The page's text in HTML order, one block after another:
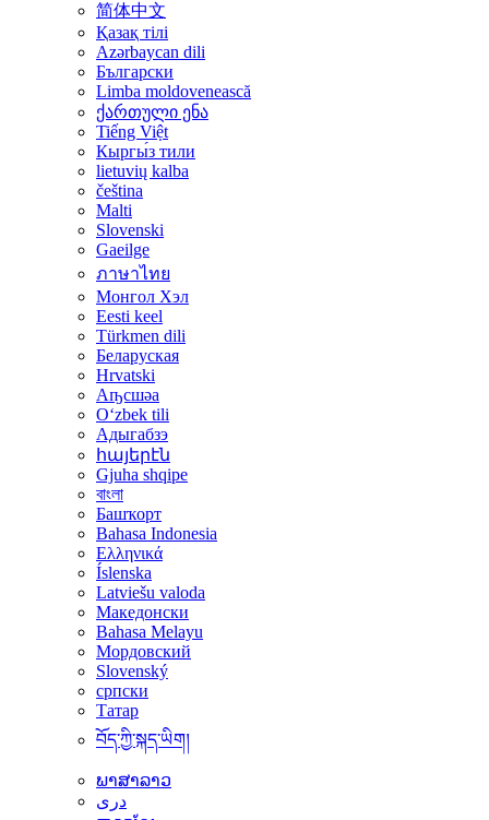
简体中文
Қазақ тілі
Azərbaycan dili
Български
Limba moldovenească
ქართული ენა
Tiếng Việt
Кыргы́з тили
lietuvių kalba
čeština
Malti
Slovenski
Gaeilge
ภาษาไทย
Монгол Хэл
Eesti keel
Türkmen dili
Беларуская
Hrvatski
Аҧсшәа
Oʻzbek tili
Адыгабзэ
հայերէն
Gjuha shqipe
বাংলা
Башҡорт
Bahasa Indonesia
Ελληνικά
Íslenska
Latviešu valoda
Македонски
Bahasa Melayu
Мордовский
Slovenský
српски
Татар
བོད་ཀྱི་སྐད་ཡིག།
ພາສາລາວ
دری